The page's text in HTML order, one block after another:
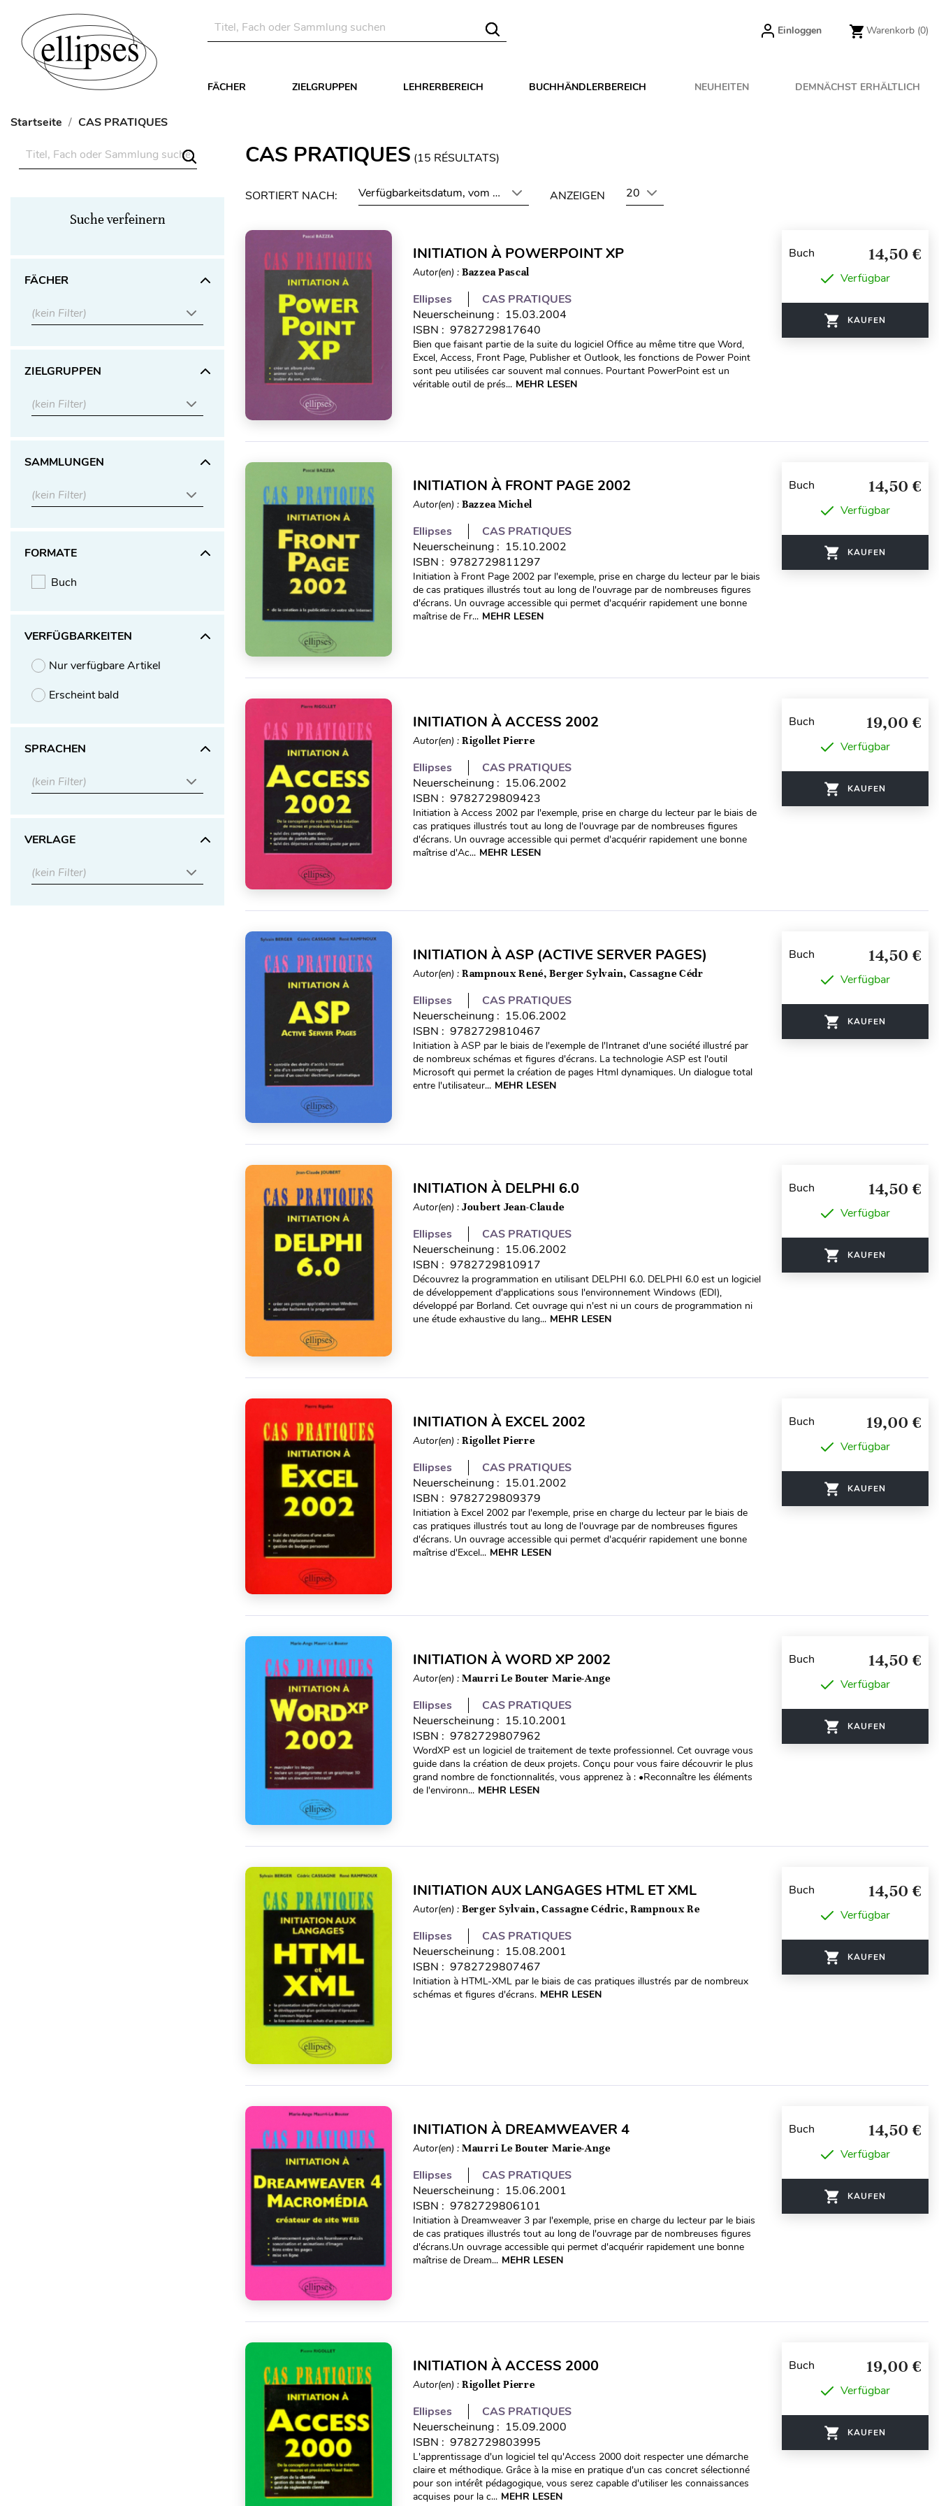
Einloggen Warenkorb (0)
FÄCHER ZIELGRUPPEN LEHRERBEREICH BUCHHÄNDLERBEREICH NEUHEITEN DEMNÄCHST ERHÄLTLICH
Startseite CAS PRATIQUES
Suche verfeinern
FÄCHER
(kein Filter)
ZIELGRUPPEN
(kein Filter)
SAMMLUNGEN
(kein Filter)
FORMATE
Buch
VERFÜGBARKEITEN
Nur verfügbare Artikel
Erscheint bald
SPRACHEN
(kein Filter)
VERLAGE
(kein Filter)
CAS PRATIQUES (15 RÉSULTATS)
SORTIERT NACH: Verfügbarkeitsdatum, vom neuesten zum ältesten
ANZEIGEN 20
INITIATION À POWERPOINT XP
Autor(en) : Bazzea Pascal
Ellipses
CAS PRATIQUES
Neuerscheinung : 15.03.2004
ISBN : 9782729817640
Bien que faisant partie de la suite du logiciel Office au même titre que Word,
Excel, Access, Front Page, Publisher et Outlook, les fonctions de Power Point
sont peu utilisées car souvent mal connues. Pourtant PowerPoint est un
véritable outil de prés... MEHR LESEN
Buch 14,50 €
Verfügbar
KAUFEN
INITIATION À FRONT PAGE 2002
Autor(en) : Bazzea Michel
Ellipses
CAS PRATIQUES
Neuerscheinung : 15.10.2002
ISBN : 9782729811297
Initiation à Front Page 2002 par l'exemple, prise en charge du lecteur par le biais
de cas pratiques illustrés tout au long de l'ouvrage par de nombreuses figures
d'écrans. Un ouvrage accessible qui permet d'acquérir rapidement une bonne
maîtrise de Fr... MEHR LESEN
Buch 14,50 €
Verfügbar
KAUFEN
INITIATION À ACCESS 2002
Autor(en) : Rigollet Pierre
Ellipses
CAS PRATIQUES
Neuerscheinung : 15.06.2002
ISBN : 9782729809423
Initiation à Access 2002 par l'exemple, prise en charge du lecteur par le biais de
cas pratiques illustrés tout au long de l'ouvrage par de nombreuses figures
d'écrans. Un ouvrage accessible qui permet d'acquérir rapidement une bonne
maîtrise d'Ac... MEHR LESEN
Buch 19,00 €
Verfügbar
KAUFEN
INITIATION À ASP (ACTIVE SERVER PAGES)
Autor(en) : Rampnoux René, Berger Sylvain, Cassagne Cédr
Ellipses
CAS PRATIQUES
Neuerscheinung : 15.06.2002
ISBN : 9782729810467
Initiation à ASP par le biais de l'exemple de l'Intranet d'une société illustré par
de nombreux schémas et figures d'écrans. La technologie ASP est l'outil
Microsoft qui permet la création de pages Html dynamiques. Un dialogue total
entre l'utilisateur... MEHR LESEN
Buch 14,50 €
Verfügbar
KAUFEN
INITIATION À DELPHI 6.0
Autor(en) : Joubert Jean-Claude
Ellipses
CAS PRATIQUES
Neuerscheinung : 15.06.2002
ISBN : 9782729810917
Découvrez la programmation en utilisant DELPHI 6.0. DELPHI 6.0 est un logiciel
de développement d'applications sous l'environnement Windows (EDI),
développé par Borland. Cet ouvrage qui n'est ni un cours de programmation ni
une étude exhaustive du lang... MEHR LESEN
Buch 14,50 €
Verfügbar
KAUFEN
INITIATION À EXCEL 2002
Autor(en) : Rigollet Pierre
Ellipses
CAS PRATIQUES
Neuerscheinung : 15.01.2002
ISBN : 9782729809379
Initiation à Excel 2002 par l'exemple, prise en charge du lecteur par le biais de
cas pratiques illustrés tout au long de l'ouvrage par de nombreuses figures
d'écrans. Un ouvrage accessible qui permet d'acquérir rapidement une bonne
maîtrise d'Excel... MEHR LESEN
Buch 19,00 €
Verfügbar
KAUFEN
INITIATION À WORD XP 2002
Autor(en) : Maurri Le Bouter Marie-Ange
Ellipses
CAS PRATIQUES
Neuerscheinung : 15.10.2001
ISBN : 9782729807962
WordXP est un logiciel de traitement de texte professionnel. Cet ouvrage vous
guide dans la création de deux projets. Conçu pour vous faire découvrir le plus
grand nombre de fonctionnalités, vous apprenez à : •Reconnaître les éléments
de l'environn... MEHR LESEN
Buch 14,50 €
Verfügbar
KAUFEN
INITIATION AUX LANGAGES HTML ET XML
Autor(en) : Berger Sylvain, Cassagne Cédric, Rampnoux Re
Ellipses
CAS PRATIQUES
Neuerscheinung : 15.08.2001
ISBN : 9782729807467
Initiation à HTML-XML par le biais de cas pratiques illustrés par de nombreux
schémas et figures d'écrans. MEHR LESEN
Buch 14,50 €
Verfügbar
KAUFEN
INITIATION À DREAMWEAVER 4
Autor(en) : Maurri Le Bouter Marie-Ange
Ellipses
CAS PRATIQUES
Neuerscheinung : 15.06.2001
ISBN : 9782729806101
Initiation à Dreamweaver 3 par l'exemple, prise en charge du lecteur par le biais
de cas pratiques illustrés tout au long de l'ouvrage par de nombreuses figures
d'écrans.Un ouvrage accessible qui permet d'acquérir rapidement une bonne
maîtrise de Dream... MEHR LESEN
Buch 14,50 €
Verfügbar
KAUFEN
INITIATION À ACCESS 2000
Autor(en) : Rigollet Pierre
Ellipses
CAS PRATIQUES
Neuerscheinung : 15.09.2000
ISBN : 9782729803995
L'apprentissage d'un logiciel tel qu'Access 2000 doit respecter une démarche
claire et méthodique. Grâce à la mise en pratique d'un cas concret sélectionné
pour son intérêt pédagogique, vous serez capable d'utiliser les connaissances
acquises pour la c... MEHR LESEN
Buch 19,00 €
Verfügbar
KAUFEN